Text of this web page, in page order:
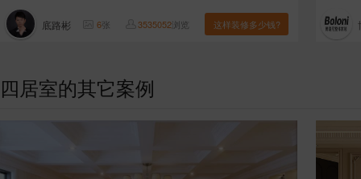
底路彬 6张 3535052浏览 这样装修多少钱?
四居室的其它案例